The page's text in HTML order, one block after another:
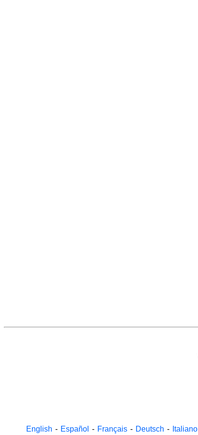
English - Español - Français - Deutsch - Italiano